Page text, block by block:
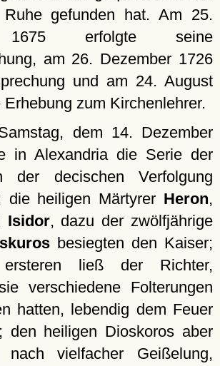
gefunden hat. Am 25.
1675 erfolgte seine
am 26. Dezember 1726
und am 24. August
Erhebung zum Kirchenlehrer.
dem 14. Dezember
in Alexandria die Serie der
der decischen Verfolgung
die heiligen Märtyrer Heron,
Isidor, dazu der zwölfjährige
besiegten den Kaiser;
ließ der Richter,
verschiedene Folterungen
hatten, lebendig dem Feuer
den heiligen Dioskoros aber
vielfacher Geißelung,